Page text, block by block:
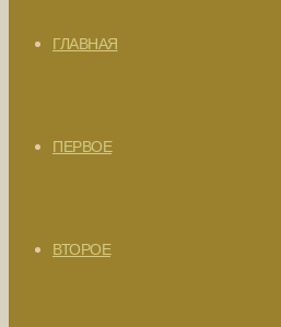
ГЛАВНАЯ
ПЕРВОЕ
ВТОРОЕ